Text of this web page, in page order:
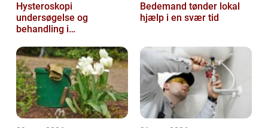
Hysteroskopi
undersøgelse og
behandling i
Bedemand tønder lokal
hjælp i en svær tid